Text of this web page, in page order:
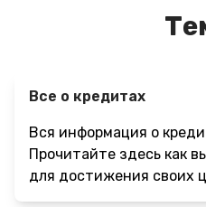
Все о кредитах
Вся информация о
Прочитайте здесь как
для достижения своих